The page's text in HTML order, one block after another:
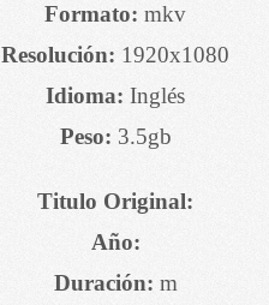
Formato: mkv
Resolución: 1920x1080
Idioma: Inglés
Peso: 3.5gb
Titulo Original:
Año:
Duración: m